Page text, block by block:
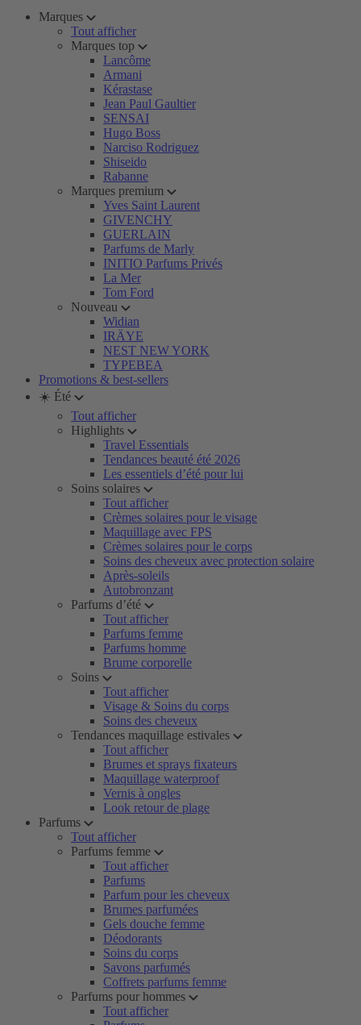
Marques
Tout afficher
Marques top
Lancôme
Armani
Kérastase
Jean Paul Gaultier
SENSAI
Hugo Boss
Narciso Rodriguez
Shiseido
Rabanne
Marques premium
Yves Saint Laurent
GIVENCHY
GUERLAIN
Parfums de Marly
INITIO Parfums Privés
La Mer
Tom Ford
Nouveau
Widian
IRÄYE
NEST NEW YORK
TYPEBEA
Promotions & best-sellers
☀️ Été
Tout afficher
Highlights
Travel Essentials
Tendances beauté été 2026
Les essentiels d’été pour lui
Soins solaires
Tout afficher
Crèmes solaires pour le visage
Maquillage avec FPS
Crèmes solaires pour le corps
Soins des cheveux avec protection solaire
Après-soleils
Autobronzant
Parfums d’été
Tout afficher
Parfums femme
Parfums homme
Brume corporelle
Soins
Tout afficher
Visage & Soins du corps
Soins des cheveux
Tendances maquillage estivales
Tout afficher
Brumes et sprays fixateurs
Maquillage waterproof
Vernis à ongles
Look retour de plage
Parfums
Tout afficher
Parfums femme
Tout afficher
Parfums
Parfum pour les cheveux
Brumes parfumées
Gels douche femme
Déodorants
Soins du corps
Savons parfumés
Coffrets parfums femme
Parfums pour hommes
Tout afficher